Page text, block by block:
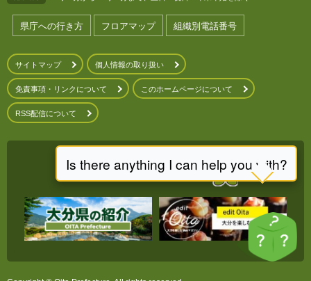
県庁への行き方 フロアマップ 組織別電話番号
サイトマップ 個人情報の取り扱い
免責事項・リンクについて このホームページについて
RSS配信について